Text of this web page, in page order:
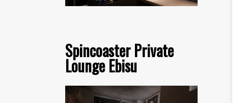
Spincoaster Private
Lounge Ebisu